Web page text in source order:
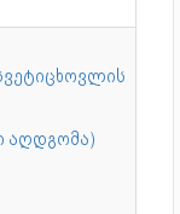
აღდგომა)